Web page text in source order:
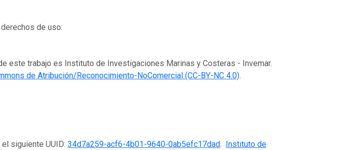
de uso:
este trabajo es Instituto de Investigaciones Marinas y Costeras - Invemar.
de Atribución/Reconocimiento-NoComercial (CC-BY-NC 4.0).
el siguiente UUID:34d7a259-acf6-4b01-9640-0ab5efc17dad.
Instituto de